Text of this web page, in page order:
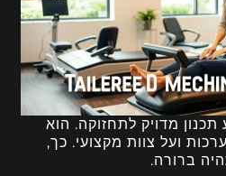
מדויק לתחזוקה. הוא
ועל צוות מקצועי. כך,
ברורה.